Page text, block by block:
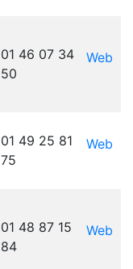
01 46 07 34
50
Web
01 49 25 81
75
Web
01 48 87 15
84
Web